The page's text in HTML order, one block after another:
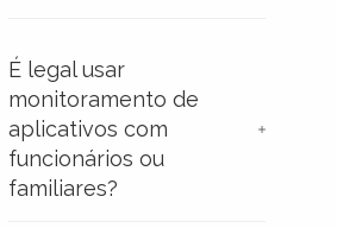
É legal usar
monitoramento de
aplicativos com
funcionários ou
familiares?